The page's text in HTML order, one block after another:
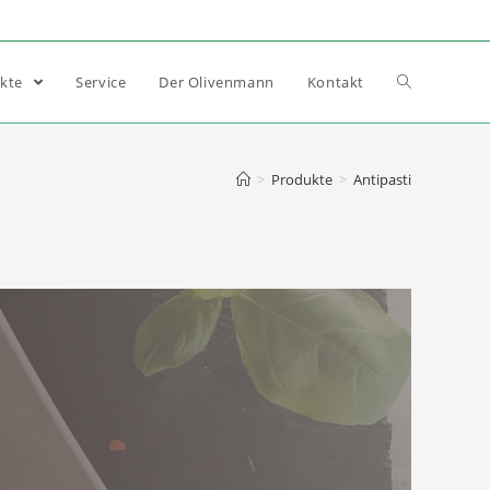
Service Der Olivenmann Kontakt
> Produkte > Antipasti